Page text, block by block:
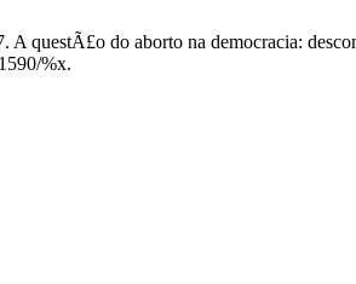
A questÃ£o do aborto na democracia:
%x.